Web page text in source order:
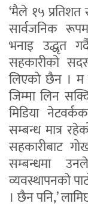
‘मैले १५
सार्वजनिक
भनाइ उद्धृत
सहकारीको
लिएको छैन । म
जिम्मा लिन
मिडिया
सम्बन्ध मात्र
सहकारीबाट
सम्बन्धमा
व्यवस्थापनको
। छैन पनि,’